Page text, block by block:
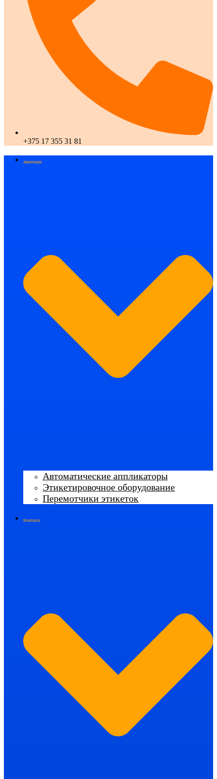
+375 17 355 31 81
Этикетирование
Автоматические аппликаторы
Этикетировочное оборудование
Перемотчики этикеток
Маркираторы